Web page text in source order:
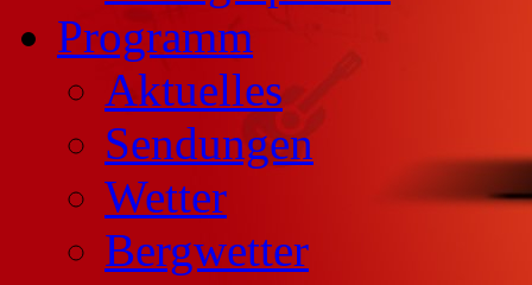
Programm
Aktuelles
Sendungen
Wetter
Bergwetter